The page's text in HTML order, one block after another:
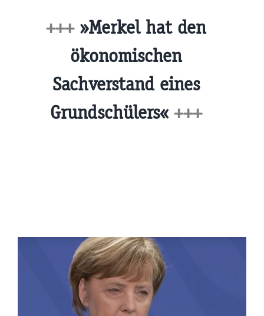
+++»Merkel hat den
ökonomischen
Sachverstand eines
Grundschülers« +++